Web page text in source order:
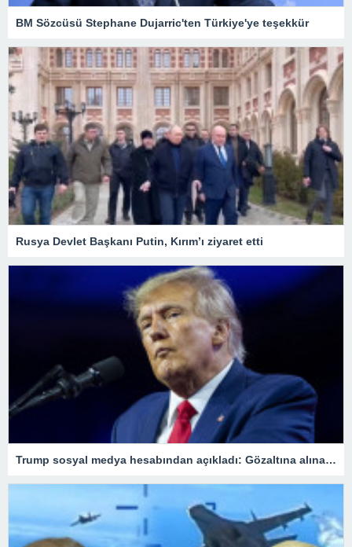
BM Sözcüsü Stephane Dujarric'ten Türkiye'ye teşekkür
Rusya Devlet Başkanı Putin, Kırım’ı ziyaret etti
Trump sosyal medya hesabından açıkladı: Gözaltına alınacağım